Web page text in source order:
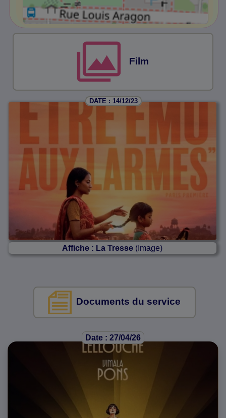
Film
DATE : 14/12/23
Affiche : La Tresse (Image)
Documents du service
Date : 27/04/26